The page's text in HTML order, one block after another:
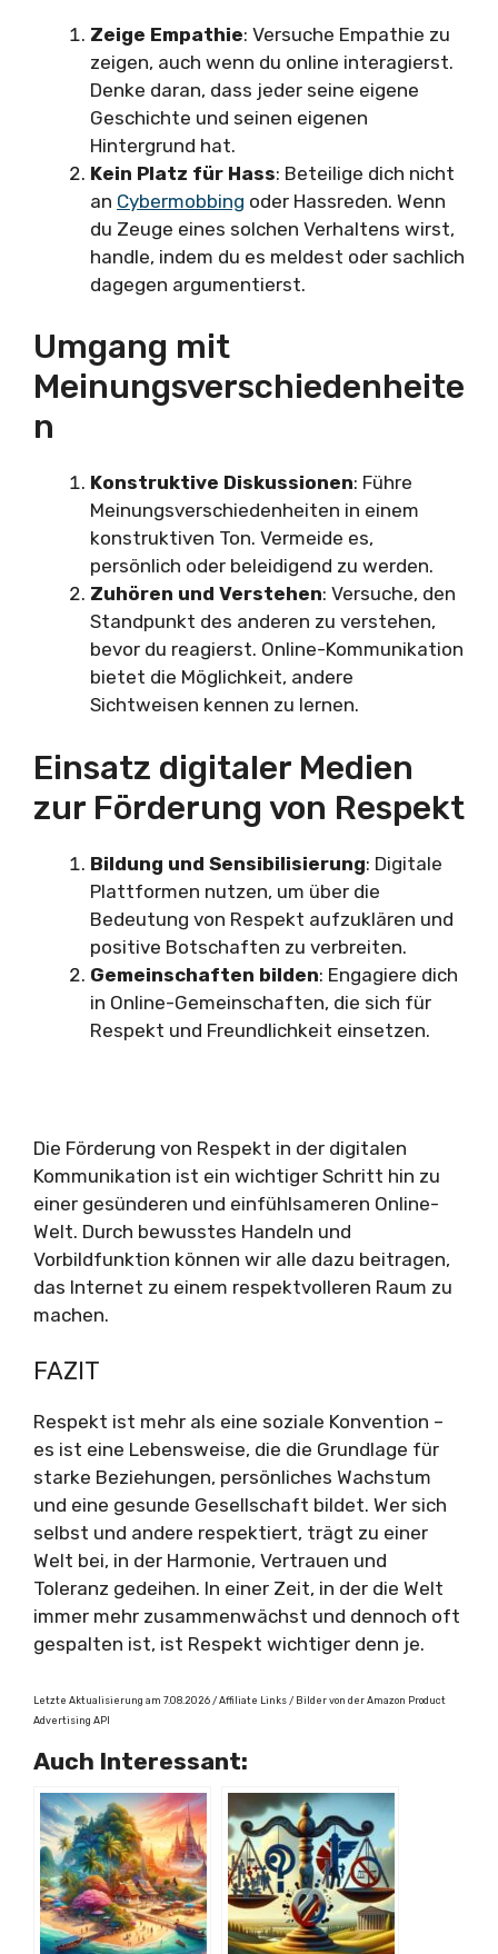
Zeige Empathie: Versuche Empathie zu
zeigen, auch wenn du online interagierst.
Denke daran, dass jeder seine eigene
Geschichte und seinen eigenen
Hintergrund hat.
Kein Platz für Hass: Beteilige dich nicht
an Cybermobbing oder Hassreden. Wenn
du Zeuge eines solchen Verhaltens wirst,
handle, indem du es meldest oder sachlich
dagegen argumentierst.
Umgang mit
Meinungsverschiedenheite
n
Konstruktive Diskussionen: Führe
Meinungsverschiedenheiten in einem
konstruktiven Ton. Vermeide es,
persönlich oder beleidigend zu werden.
Zuhören und Verstehen: Versuche, den
Standpunkt des anderen zu verstehen,
bevor du reagierst. Online-Kommunikation
bietet die Möglichkeit, andere
Sichtweisen kennen zu lernen.
Einsatz digitaler Medien
zur Förderung von Respekt
Bildung und Sensibilisierung: Digitale
Plattformen nutzen, um über die
Bedeutung von Respekt aufzuklären und
positive Botschaften zu verbreiten.
Gemeinschaften bilden: Engagiere dich
in Online-Gemeinschaften, die sich für
Respekt und Freundlichkeit einsetzen.
Die Förderung von Respekt in der digitalen
Kommunikation ist ein wichtiger Schritt hin zu
einer gesünderen und einfühlsameren Online-
Welt. Durch bewusstes Handeln und
Vorbildfunktion können wir alle dazu beitragen,
das Internet zu einem respektvolleren Raum zu
machen.
FAZIT
Respekt ist mehr als eine soziale Konvention –
es ist eine Lebensweise, die die Grundlage für
starke Beziehungen, persönliches Wachstum
und eine gesunde Gesellschaft bildet. Wer sich
selbst und andere respektiert, trägt zu einer
Welt bei, in der Harmonie, Vertrauen und
Toleranz gedeihen. In einer Zeit, in der die Welt
immer mehr zusammenwächst und dennoch oft
gespalten ist, ist Respekt wichtiger denn je.
Letzte Aktualisierung am 7.08.2026 / Affiliate Links / Bilder von der Amazon Product
Advertising API
Auch Interessant: